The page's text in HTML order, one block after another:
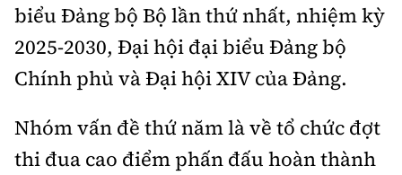
biểu Đảng bộ Bộ lần thứ nhất, nhiệm kỳ
2025-2030, Đại hội đại biểu Đảng bộ
Chính phủ và Đại hội XIV của Đảng.
Nhóm vấn đề thứ năm là về tổ chức đợt
thi đua cao điểm phấn đấu hoàn thành